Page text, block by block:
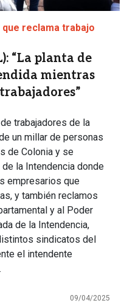
reclama trabajo
“La planta de
mientras
trabajadores de la
un millar de personas
de Colonia y se
la Intendencia donde
empresarios que
y también reclamos
y al Poder
de la Intendencia,
sindicatos del
el intendente
09/04/2025